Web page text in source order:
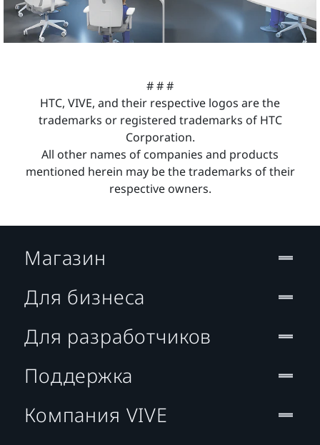
# # #
HTC, VIVE, and their respective logos are the
trademarks or registered trademarks of HTC
Corporation.
All other names of companies and products
mentioned herein may be the trademarks of their
respective owners.
Магазин
Для бизнеса
Для разработчиков
Поддержка
Компания VIVE